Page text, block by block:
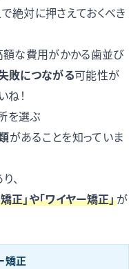
絶対に押さえておくべき
額な費用がかかる歯並び
敗につながる可能性が
ね！
を選ぶ
があることを知っていま
、
正」や「ワイヤー矯正」が
矯正